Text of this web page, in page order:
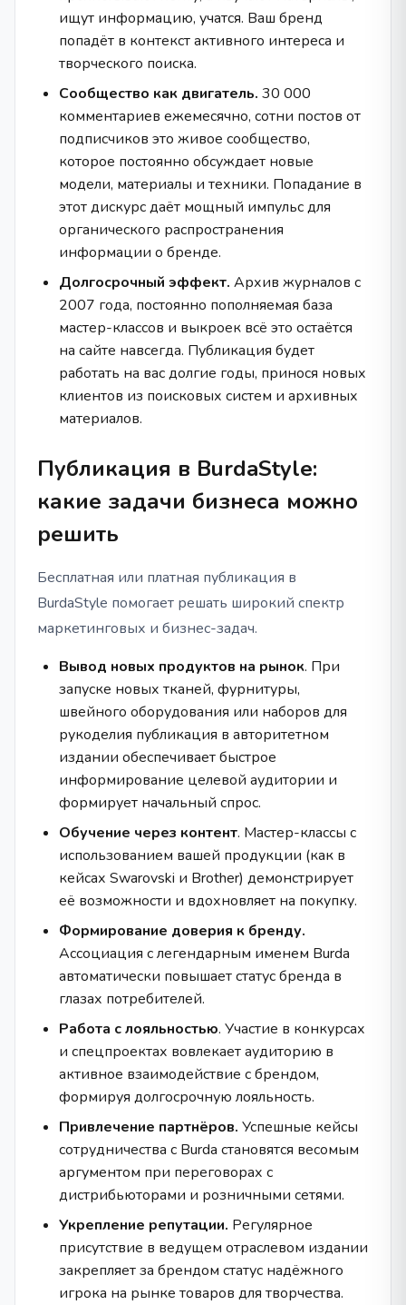
ищут информацию, учатся. Ваш бренд
попадёт в контекст активного интереса и
творческого поиска.
Сообщество как двигатель. 30 000
комментариев ежемесячно, сотни постов от
подписчиков это живое сообщество,
которое постоянно обсуждает новые
модели, материалы и техники. Попадание в
этот дискурс даёт мощный импульс для
органического распространения
информации о бренде.
Долгосрочный эффект. Архив журналов с
2007 года, постоянно пополняемая база
мастер-классов и выкроек всё это остаётся
на сайте навсегда. Публикация будет
работать на вас долгие годы, принося новых
клиентов из поисковых систем и архивных
материалов.
Публикация в BurdaStyle:
какие задачи бизнеса можно
решить
Бесплатная или платная публикация в
BurdaStyle помогает решать широкий спектр
маркетинговых и бизнес-задач.
Вывод новых продуктов на рынок. При
запуске новых тканей, фурнитуры,
швейного оборудования или наборов для
рукоделия публикация в авторитетном
издании обеспечивает быстрое
информирование целевой аудитории и
формирует начальный спрос.
Обучение через контент. Мастер-классы с
использованием вашей продукции (как в
кейсах Swarovski и Brother) демонстрирует
её возможности и вдохновляет на покупку.
Формирование доверия к бренду.
Ассоциация с легендарным именем Burda
автоматически повышает статус бренда в
глазах потребителей.
Работа с лояльностью. Участие в конкурсах
и спецпроектах вовлекает аудиторию в
активное взаимодействие с брендом,
формируя долгосрочную лояльность.
Привлечение партнёров. Успешные кейсы
сотрудничества с Burda становятся весомым
аргументом при переговорах с
дистрибьюторами и розничными сетями.
Укрепление репутации. Регулярное
присутствие в ведущем отраслевом издании
закрепляет за брендом статус надёжного
игрока на рынке товаров для творчества.